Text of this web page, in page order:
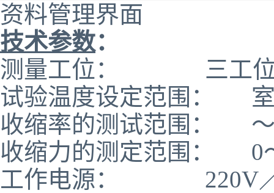
资料管理界面
技术参数：
测量工位： 三工位（
试验温度设定范围：
收缩率的测试范围： ～
收缩力的测定范围： 0
工作电源： 220V／